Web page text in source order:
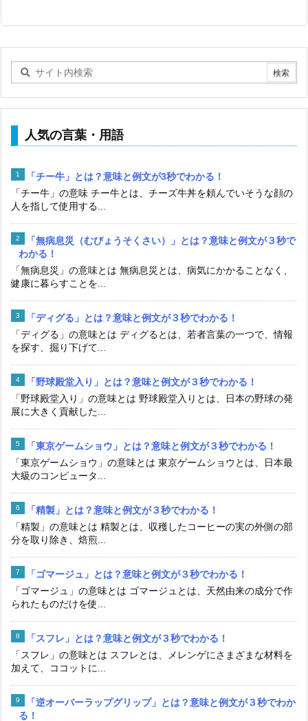
人気の言葉・用語
「チー牛」とは？意味と例文が3秒でわかる！
「チー牛」の意味 チー牛とは、チーズ牛丼を頼んでいそうな顔の
人を指して使用する...
「無病息災（むびょうそくさい）」とは？意味と例文が３秒で
わかる！
「無病息災」の意味とは 無病息災とは、病気にかかることなく、
健康に暮らすことを...
「ディグる」とは？意味と例文が３秒でわかる！
「ディグる」の意味とは ディグるとは、若者言葉の一つで、情報
を探す、掘り下げて...
「野球殿堂入り」とは？意味と例文が３秒でわかる！
「野球殿堂入り」の意味とは 野球殿堂入りとは、日本の野球の発
展に大きく貢献した...
「東京ゲームショウ」とは？意味と例文が３秒でわかる！
「東京ゲームショウ」の意味とは 東京ゲームショウとは、日本最
大級のコンピュータ...
「精製」とは？意味と例文が３秒でわかる！
「精製」の意味とは 精製とは、収穫したコーヒーの実の外側の部
分を取り除き、焙煎...
「ゴマージュ」とは？意味と例文が３秒でわかる！
「ゴマージュ」の意味とは ゴマージュとは、天然由来の成分で作
られたものだけを使...
「スフレ」とは？意味と例文が３秒でわかる！
「スフレ」の意味とは スフレとは、メレンゲにさまざまな材料を
加えて、ココットに...
「逆オーバーラップグリップ」とは？意味と例文が３秒でわか
る！